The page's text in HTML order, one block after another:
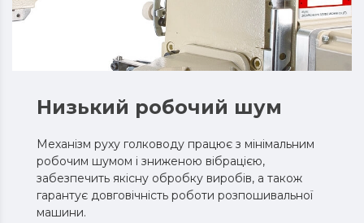
Низький робочий шум
Механізм руху голководу працює з мінімальним
робочим шумом і зниженою вібрацією,
забезпечить якісну обробку виробів, а також
гарантує довговічність роботи розпошивальної
машини.